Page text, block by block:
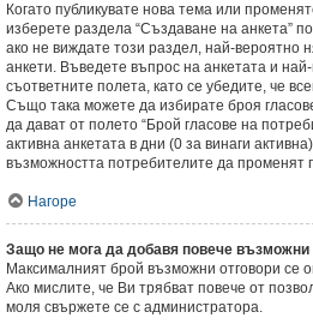
Когато публикувате нова тема или
изберете раздела “Създаване на анкета”
ако не виждате този раздел, най-вероятно
анкети. Въведете въпрос на анкетата и
съответните полета, като се убедите, че
Също така можете да избирате броя
да дават от полето “Брой гласове на
активна анкетата в дни (0 за винаги
възможността потребителите да променят
Нагоре
Защо не мога да добавя повече възможни
Максималният брой възможни отговори се
Ако мислите, че Ви трябват повече от
моля свържете се с администратора.